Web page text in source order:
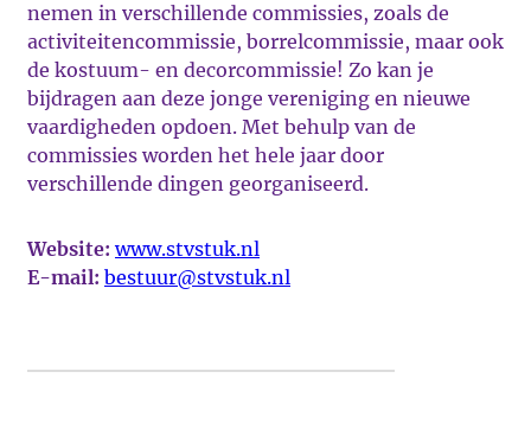
nemen in verschillende commissies, zoals de
activiteitencommissie, borrelcommissie, maar ook
de kostuum- en decorcommissie! Zo kan je
bijdragen aan deze jonge vereniging en nieuwe
vaardigheden opdoen. Met behulp van de
commissies worden het hele jaar door
verschillende dingen georganiseerd.
Website:www.stvstuk.nl
E-mail: bestuur@stvstuk.nl